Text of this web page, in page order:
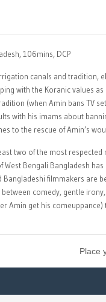
106mins, DCP
canals and tradition,
with the Koranic values
(when Amin bans TV
with his imams about
to the rescue of Amin’s
two of the most respected
Bengali Bangladesh
filmmakers are
comedy, gentle
Amin get his
Place